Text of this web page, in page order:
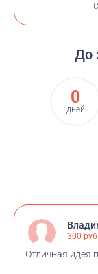
До
0
дней
300 руб.
Отличная идея